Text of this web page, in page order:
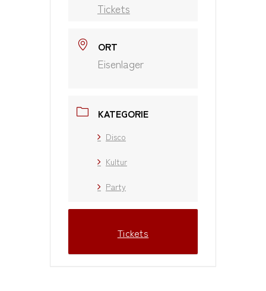
Tickets
ORT
Eisenlager
KATEGORIE
Disco
Kultur
Party
Tickets